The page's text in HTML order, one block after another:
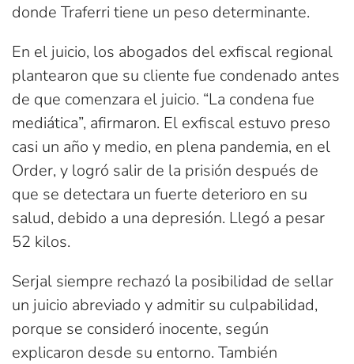
donde Traferri tiene un peso determinante.
En el juicio, los abogados del exfiscal regional
plantearon que su cliente fue condenado antes
de que comenzara el juicio. “La condena fue
mediática”, afirmaron. El exfiscal estuvo preso
casi un año y medio, en plena pandemia, en el
Order, y logró salir de la prisión después de
que se detectara un fuerte deterioro en su
salud, debido a una depresión. Llegó a pesar
52 kilos.
Serjal siempre rechazó la posibilidad de sellar
un juicio abreviado y admitir su culpabilidad,
porque se consideró inocente, según
explicaron desde su entorno. También